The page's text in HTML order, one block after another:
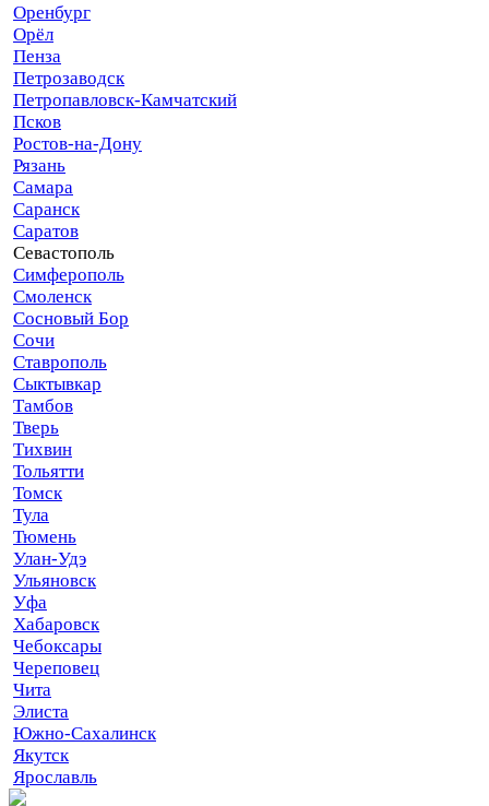
Оренбург
Орёл
Пенза
Петрозаводск
Петропавловск-Камчатский
Псков
Ростов-на-Дону
Рязань
Самара
Саранск
Саратов
Севастополь
Симферополь
Смоленск
Сосновый Бор
Сочи
Ставрополь
Сыктывкар
Тамбов
Тверь
Тихвин
Тольятти
Томск
Тула
Тюмень
Улан-Удэ
Ульяновск
Уфа
Хабаровск
Чебоксары
Череповец
Чита
Элиста
Южно-Сахалинск
Якутск
Ярославль